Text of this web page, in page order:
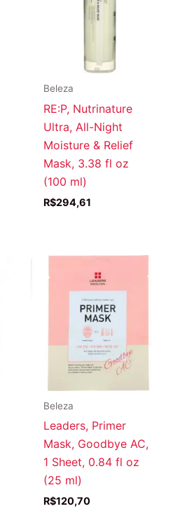
Beleza
RE:P, Nutrinature
Ultra, All-Night
Moisture & Relief
Mask, 3.38 fl oz
(100 ml)
R$294,61
Beleza
Leaders, Primer
Mask, Goodbye AC,
1 Sheet, 0.84 fl oz
(25 ml)
R$120,70